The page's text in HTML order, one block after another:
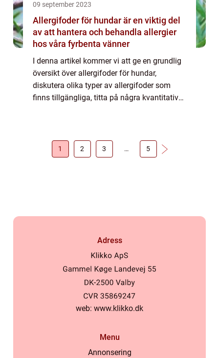
09 september 2023
Allergifoder för hundar är en viktig del
av att hantera och behandla allergier
hos våra fyrbenta vänner
I denna artikel kommer vi att ge en grundlig
översikt över allergifoder för hundar,
diskutera olika typer av allergifoder som
finns tillgängliga, titta på några kvantitativa
1 2 3 … 5
Adress
web: www.klikko.dk
Menu
Annonsering